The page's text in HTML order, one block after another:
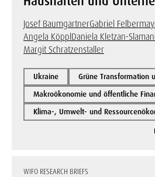
Josef BaumgartnerGabriel
Angela KöpplDaniela Kletzan-
Margit Schratzenstaller
Ukraine
Grüne Transformation
Makroökonomie und öffentliche
Klima-, Umwelt- und
WIFO RESEARCH BRIEFS